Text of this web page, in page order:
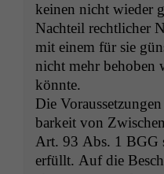
keinen nicht wieder
Nachteil rechtlich­er
mit einem für sie
nicht mehr behoben
könnte.
Die
barkeit von
Art. 93 Abs. 1 BGG
erfüllt. Auf die